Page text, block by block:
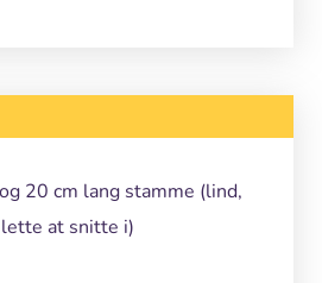
20 cm lang stamme (lind,
at snitte i)